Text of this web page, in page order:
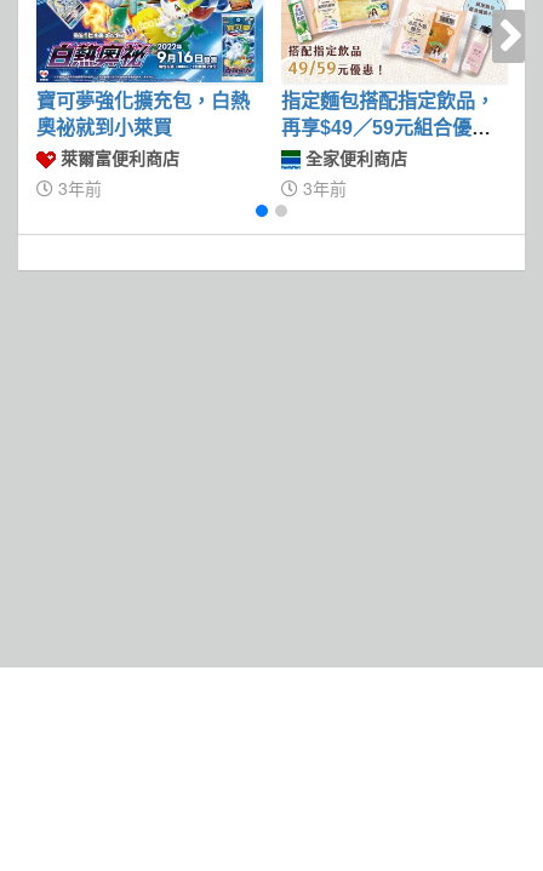
寶可夢強化擴充包，白熱
奧祕就到小萊買
萊爾富便利商店
3年前
指定麵包搭配指定飲品，
再享$49／59元組合優惠
價全家便利商店
3年前